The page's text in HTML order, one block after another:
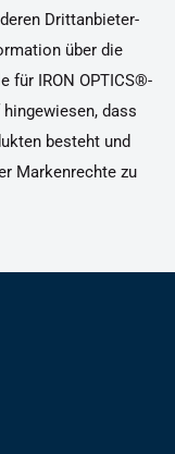
Drittanbieter-
über die
für IRON OPTICS®-
dass
besteht und
Markenrechte zu